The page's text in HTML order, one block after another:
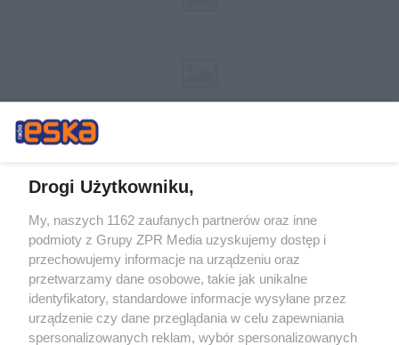
Żaden utwór zamieszczony w serwisie nie może być powielany i
rozpowszechniany lub dalej rozpowszechniany w jakikolwiek sposób (w
tym także elektroniczny lub mechaniczny) na jakimkolwiek polu
eksploatacji w jakiejkolwiek formie, włącznie z umieszczaniem w Internecie
bez pisemnej zgody właściciela praw. Jakiekolwiek użycie lub
wykorzystanie utworów w całości lub w części z naruszeniem prawa, tzn.
bez właściwej zgody, jest zabronione pod groźbą kary i może być ścigane
prawnie.
Drogi Użytkowniku,
My, naszych 1162 zaufanych partnerów oraz inne
podmioty z Grupy ZPR Media uzyskujemy dostęp i
przechowujemy informacje na urządzeniu oraz
przetwarzamy dane osobowe, takie jak unikalne
identyfikatory, standardowe informacje wysyłane przez
urządzenie czy dane przeglądania w celu zapewniania
spersonalizowanych reklam, wybór spersonalizowanych